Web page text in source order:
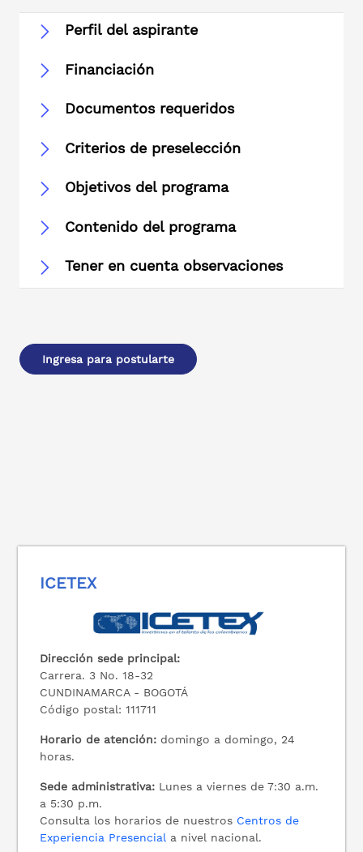
Perfil del aspirante
Financiación
Documentos requeridos
Criterios de preselección
Objetivos del programa
Contenido del programa
Tener en cuenta observaciones
Ingresa para postularte
ICETEX
Dirección sede principal:
Carrera. 3 No. 18-32
CUNDINAMARCA - BOGOTÁ
Código postal: 111711
Horario de atención: domingo a domingo, 24
horas.
Sede administrativa: Lunes a viernes de 7:30 a.m.
a 5:30 p.m.
Consulta los horarios de nuestros Centros de
Experiencia Presencial a nivel nacional.